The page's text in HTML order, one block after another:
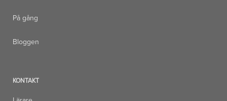
På gång
Bloggen
KONTAKT